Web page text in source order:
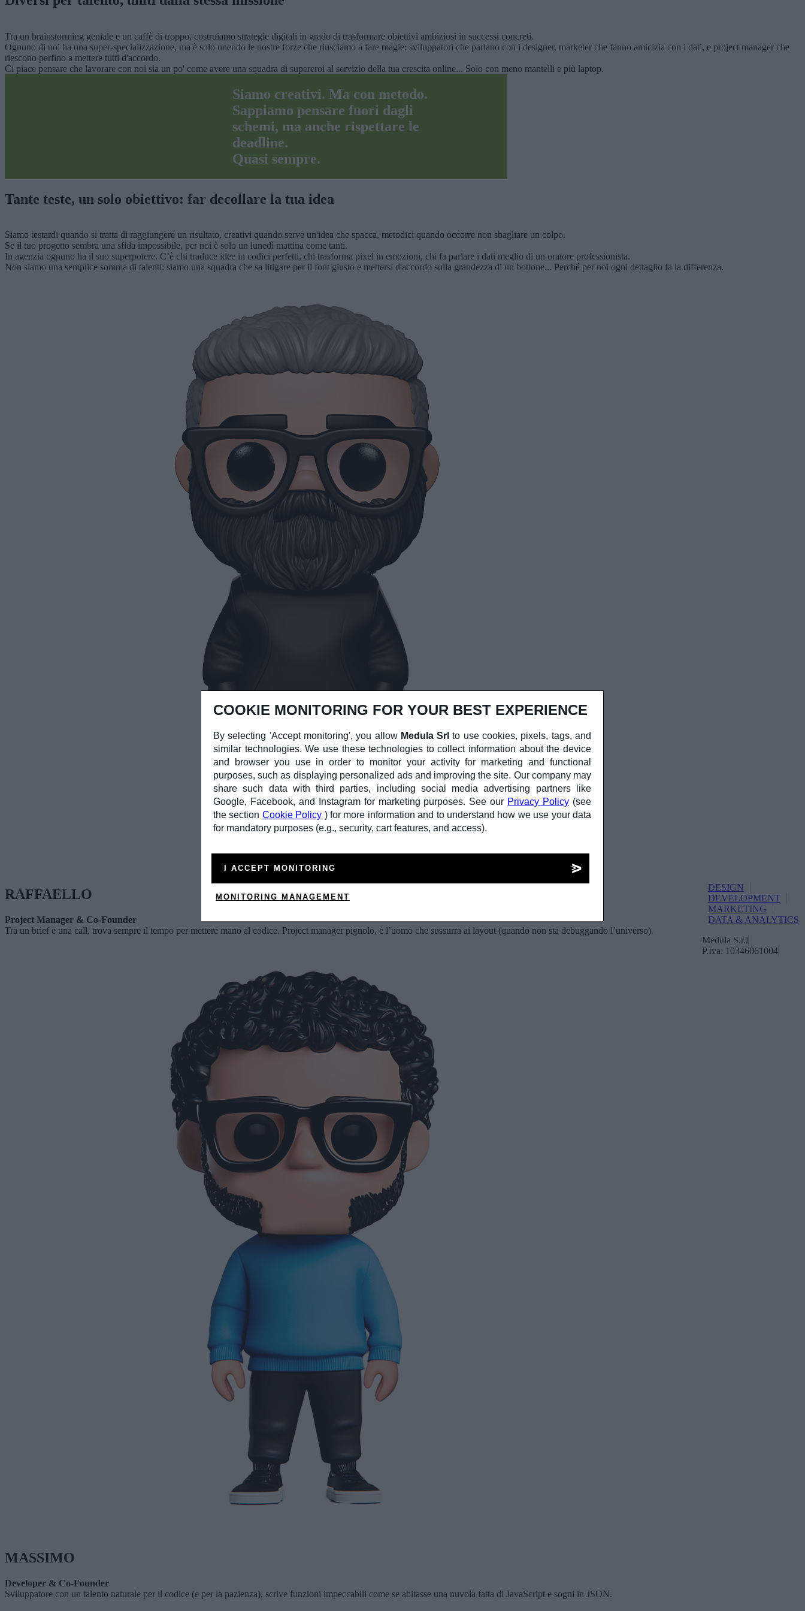
Tra un brainstorming geniale e un caffè di troppo, costruiamo strategie digitali in grado di trasformare obiettivi ambiziosi in successi concreti.
Ognuno di noi ha una super-specializzazione, ma è solo unendo le nostre forze che riusciamo a fare magie: sviluppatori che parlano con i designer, marketer che fanno amicizia con i dati, e project manager che
riescono perfino a mettere tutti d'accordo.
Ci piace pensare che lavorare con noi sia un po' come avere una squadra di supereroi al servizio della tua crescita online... Solo con meno mantelli e più laptop.
Siamo creativi. Ma con metodo.
Sappiamo pensare fuori dagli
schemi, ma anche rispettare le
deadline.
Quasi sempre.
Tante teste, un solo obiettivo: far decollare la tua idea
Siamo testardi quando si tratta di raggiungere un risultato, creativi quando serve un'idea che spacca, metodici quando occorre non sbagliare un colpo.
Se il tuo progetto sembra una sfida impossibile, per noi è solo un lunedì mattina come tanti.
In agenzia ognuno ha il suo superpotere. C’è chi traduce idee in codici perfetti, chi trasforma pixel in emozioni, chi fa parlare i dati meglio di un oratore professionista.
Non siamo una semplice somma di talenti: siamo una squadra che sa litigare per il font giusto e mettersi d'accordo sulla grandezza di un bottone... Perché per noi ogni dettaglio fa la differenza.
RAFFAELLO
Project Manager & Co-Founder
Tra un brief e una call, trova sempre il tempo per mettere mano al codice. Project manager pignolo, è l’uomo che sussurra ai layout (quando non sta debuggando l’universo).
MASSIMO
Developer & Co-Founder
Sviluppatore con un talento naturale per il codice (e per la pazienza), scrive funzioni impeccabili come se abitasse una nuvola fatta di JavaScript e sogni in JSON.
DESIGN
DEVELOPMENT
MARKETING
DATA & ANALYTICS
Medula S.r.l
P.Iva: 10346061004
COOKIE MONITORING FOR YOUR BEST EXPERIENCE
By selecting 'Accept monitoring', you allow Medula Srl to use cookies, pixels, tags, and
similar technologies. We use these technologies to collect information about the device
and browser you use in order to monitor your activity for marketing and functional
purposes, such as displaying personalized ads and improving the site. Our company may
share such data with third parties, including social media advertising partners like
Google, Facebook, and Instagram for marketing purposes. See our Privacy Policy (see
the section Cookie Policy ) for more information and to understand how we use your data
for mandatory purposes (e.g., security, cart features, and access).
I ACCEPT MONITORING
MONITORING MANAGEMENT